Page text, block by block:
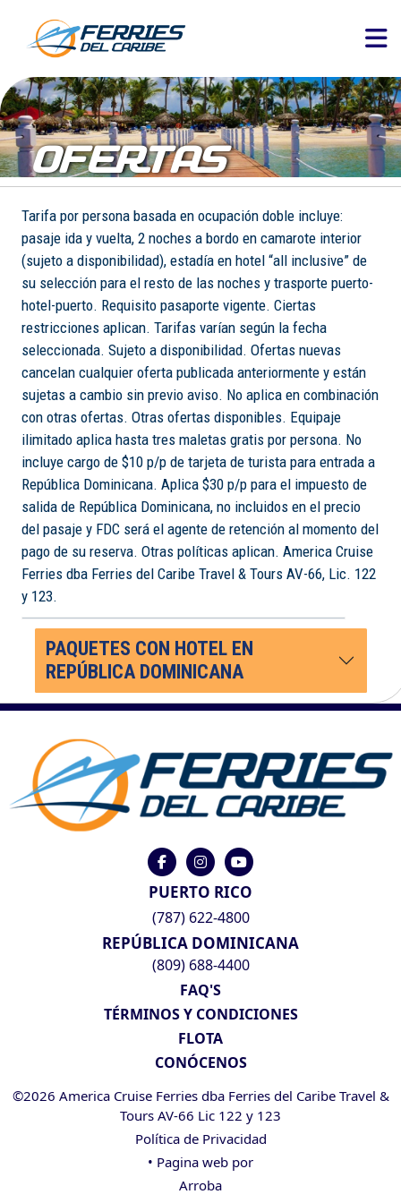
OFERTAS
Tarifa por persona basada en ocupación doble incluye:
pasaje ida y vuelta, 2 noches a bordo en camarote interior
(sujeto a disponibilidad), estadía en hotel “all inclusive” de
su selección para el resto de las noches y trasporte puerto-
hotel-puerto. Requisito pasaporte vigente. Ciertas
restricciones aplican. Tarifas varían según la fecha
seleccionada. Sujeto a disponibilidad. Ofertas nuevas
cancelan cualquier oferta publicada anteriormente y están
sujetas a cambio sin previo aviso. No aplica en combinación
con otras ofertas. Otras ofertas disponibles. Equipaje
ilimitado aplica hasta tres maletas gratis por persona. No
incluye cargo de $10 p/p de tarjeta de turista para entrada a
República Dominicana. Aplica $30 p/p para el impuesto de
salida de República Dominicana, no incluidos en el precio
del pasaje y FDC será el agente de retención al momento del
pago de su reserva. Otras políticas aplican. America Cruise
Ferries dba Ferries del Caribe Travel & Tours AV-66, Lic. 122
y 123.
PAQUETES CON HOTEL EN
REPÚBLICA DOMINICANA
PUERTO RICO
(787) 622-4800
REPÚBLICA DOMINICANA
(809) 688-4400
FAQ'S
TÉRMINOS Y CONDICIONES
FLOTA
CONÓCENOS
©2026 America Cruise Ferries dba Ferries del Caribe Travel &
Tours AV-66 Lic 122 y 123
Política de Privacidad
• Pagina web por
Arroba